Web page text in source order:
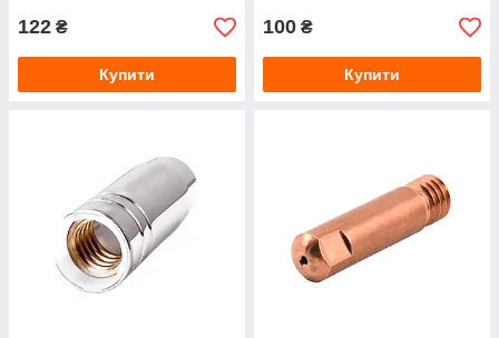
122 ₴
Купити
100 ₴
Купити